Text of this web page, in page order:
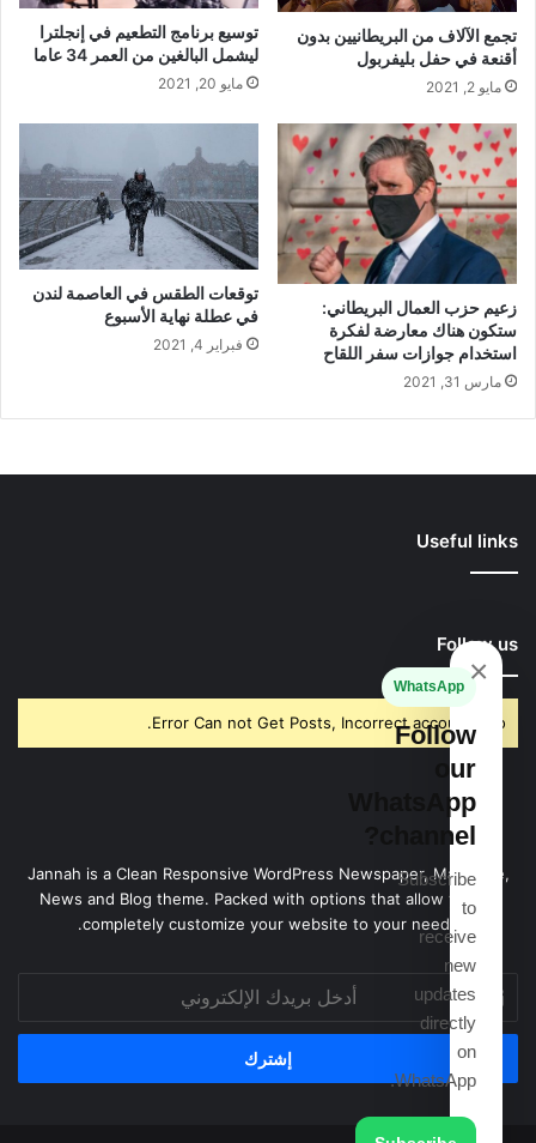
تجمع الآلاف من البريطانيين بدون
أقنعة في حفل بليفربول
مايو 2, 2021
توسيع برنامج التطعيم في إنجلترا
ليشمل البالغين من العمر 34 عاما
مايو 20, 2021
زعيم حزب العمال البريطاني:
ستكون هناك معارضة لفكرة
استخدام جوازات سفر اللقاح
مارس 31, 2021
توقعات الطقس في العاصمة لندن
في عطلة نهاية الأسبوع
فبراير 4, 2021
Useful links
Follow us
Error Can not Get Posts, Incorrect account info.
Jannah is a Clean Responsive WordPress Newspaper, Magazine,
News and Blog theme. Packed with options that allow you to
completely customize your website to your needs.
بريدك
الإلكتروني
×
WhatsApp
Follow
our
WhatsApp
channel?
Subscribe
to
receive
new
updates
directly
on
WhatsApp.